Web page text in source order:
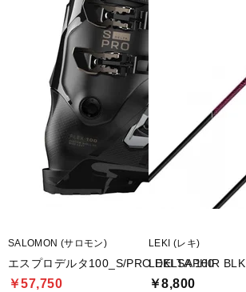
SALOMON (サロモン)
エスプロデルタ100_S/PRO DELTA 100
￥57,750
LEKI (レキ)
LEKI SAPHIR BLK
￥8,800